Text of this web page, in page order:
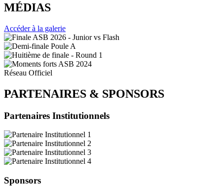
MÉDIAS
Accéder à la galerie
Réseau Officiel
PARTENAIRES & SPONSORS
Partenaires Institutionnels
Sponsors